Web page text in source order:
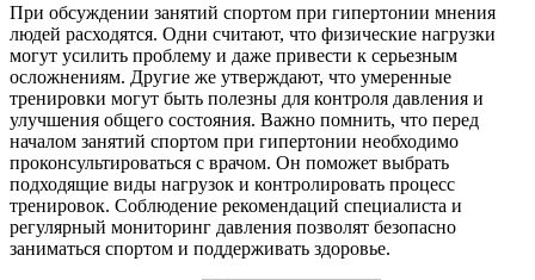
При обсуждении занятий спортом при гипертонии мнения
людей расходятся. Одни считают, что физические нагрузки
могут усилить проблему и даже привести к серьезным
осложнениям. Другие же утверждают, что умеренные
тренировки могут быть полезны для контроля давления и
улучшения общего состояния. Важно помнить, что перед
началом занятий спортом при гипертонии необходимо
проконсультироваться с врачом. Он поможет выбрать
подходящие виды нагрузок и контролировать процесс
тренировок. Соблюдение рекомендаций специалиста и
регулярный мониторинг давления позволят безопасно
заниматься спортом и поддерживать здоровье.